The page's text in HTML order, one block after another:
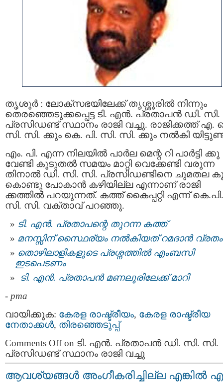
തൃശൂർ : ലോക്സഭയിലേക്ക് തൃശ്ശൂരില്‍ നിന്നും
തെരഞ്ഞെടുക്കപ്പെട്ട ടി. എൻ. പ്രതാപൻ ഡി. സി.
പ്രസിഡണ്ട് സ്ഥാനം രാജി വച്ചു. രാജിക്കത്ത്
സി. സി. ക്കും കെ. പി. സി. സി. ക്കും നല്‍കി
എം. പി. എന്ന നിലയിൽ പാർല മെന്റ റി പാർട്ടി ക്കു
വേണ്ടി കൂടുതൽ സമയം മാറ്റി വെക്കേണ്ടി വരുന്ന
തിനാല്‍ ഡി. സി. സി. പ്രസിഡണ്ടിനെ ചുമതല
കൊണ്ടു പോകാന്‍ കഴിയില്ല എന്നാണ് രാജി
ക്കത്തിൽ പറയുന്നത്. കത്ത് കൈപ്പറ്റി എന്ന് കെ.പി.
സി. സി. വക്താവ് പറഞ്ഞു.
ടി. എന്‍. പ്രതാപന്റെ തുറന്ന കത്ത്‌
മനസ്സിന് സ്ഥൈര്യം നല്‍കിയത് റമദാന്‍
തൊഴിലാളികളുടെ പ്രശ്നത്തില്‍ എംബസി
ഇടപെടണം
ടി. എന്‍. പ്രതാപന്‍ മണലൂരിലേക്ക് മാറി
- pma
വായിക്കുക: കേരള രാഷ്ട്രീയം, കേരള രാഷ്ട്രീയ
നേതാക്കള്‍, തിരഞ്ഞെടുപ്പ്
Comments Offon ടി. എൻ. പ്രതാപൻ ഡി. സി. സി.
പ്രസിഡണ്ട് സ്ഥാനം രാജി വച്ചു
ആവശ്യങ്ങൾ അംഗീകരിച്ചില്ല എങ്കിൽ